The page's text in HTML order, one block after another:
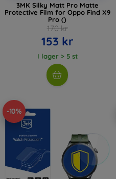
3MK Silky Matt Pro Matte
Protective Film for Oppo Find X9
Pro ()
170 kr
153 kr
I lager > 5 st
-10%